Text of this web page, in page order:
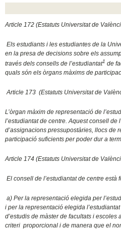
Article 172 (Estatuts Universitat de
Els estudiants i les estudiantes de la
en la presa de decisions sobre els
través dels consells de l’estudiantat1 de
quals són els òrgans màxims de
Article 173 (Estatuts Universitat de
L’òrgan màxim de representació de
l’estudiantat de centre. Aquest consell
d’assignacions pressupostàries, llocs de
participació suficients per poder dur a
Article 174 (Estatuts Universitat de
El consell de l’estudiantat de centre està
a) Per la representació elegida per
i per la representació elegida
d’estudis de màster de facultats i escoles
criteri proporcional i de manera que el